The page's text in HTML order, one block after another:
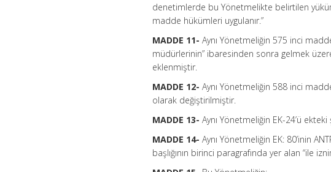
denetimlerde bu Yönetmelikte belirtilen
madde hükümleri uygulanır.”
MADDE 11-Aynı Yönetmeliğin 575 inci
müdürlerinin” ibaresinden sonra gelmek
eklenmiştir.
MADDE 12-Aynı Yönetmeliğin 588 inci
olarak değiştirilmiştir.
MADDE 13-Aynı Yönetmeliğin EK-24’ü
MADDE 14-Aynı Yönetmeliğin EK: 80’inin
başlığının birinci paragrafında yer alan “ile